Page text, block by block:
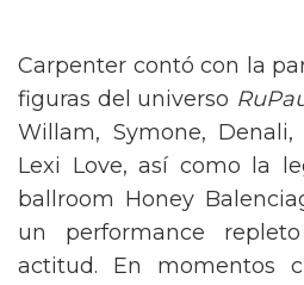
Carpenter contó con la
figuras del universo
Willam, Symone,
Lexi Love, así como la
ballroom Honey
un performance
actitud. En momentos